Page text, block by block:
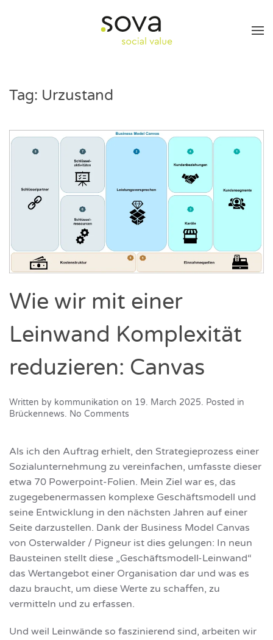
Skip to main content
Tag: Urzustand
Wie wir mit einer
Leinwand Komplexität
reduzieren: Canvas
Written by kommunikation on 19. March 2025. Posted in
Brückennews. No Comments
mit
einer
Leinwand
Komplexität
reduzieren:
Canvas
Als ich den Auftrag erhielt, den Strategieprozess einer
Sozialunternehmung zu vereinfachen, umfasste dieser
etwa 70 Powerpoint-Folien. Mein Ziel war es, das
zugegebenermassen komplexe Geschäftsmodell und
seine Entwicklung in den nächsten Jahren auf einer
Seite darzustellen. Dank der Business Model Canvas
von Osterwalder / Pigneur ist dies gelungen: In neun
Bausteinen stellt diese „Geschäftsmodell-Leinwand“
das Wertangebot einer Organisation dar und was es
dazu braucht, um diese Werte zu schaffen, zu
vermitteln und zu erfassen.
Und weil Leinwände so faszinierend sind, arbeiten wir